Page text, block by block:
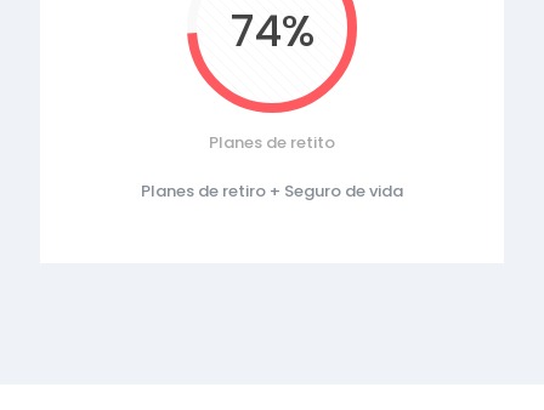
74%
Planes de retito
Planes de retiro + Seguro de vida